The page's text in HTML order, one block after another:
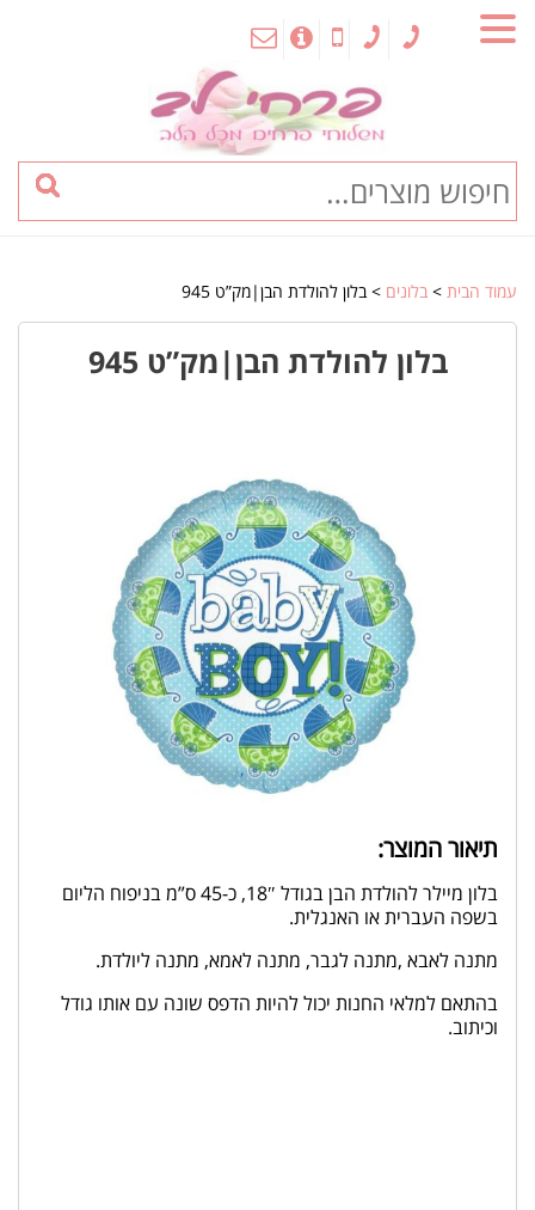
עמוד הבית > בלונים > בלון להולדת הבן|מק”ט 945
בלון להולדת הבן|מק”ט 945
תיאור המוצר:
בלון מיילר להולדת הבן בגודל 18″, כ-45 ס”מ בניפוח הליום
בשפה העברית או האנגלית.
מתנה לאבא ,מתנה לגבר, מתנה לאמא, מתנה ליולדת.
בהתאם למלאי החנות יכול להיות הדפס שונה עם אותו גודל
וכיתוב.